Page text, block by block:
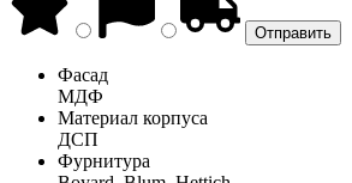
Фасад
МДФ
Материал корпуса
ДСП
Фурнитура